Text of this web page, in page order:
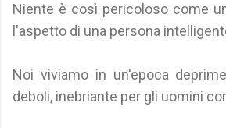
Niente è così pericoloso come
l'aspetto di una persona
Noi viviamo in un'epoca
deboli, inebriante per gli uomini